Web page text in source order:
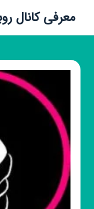
معرفی کانال